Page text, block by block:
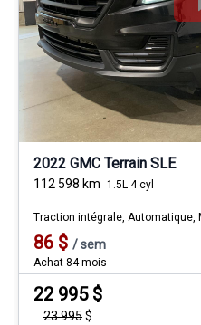
2022 GMC Terrain SLE
112 598 km 1.5L 4 cyl
Traction intégrale, Automatique,
86 $ /sem
Achat 84 mois
22 995$
23 995$